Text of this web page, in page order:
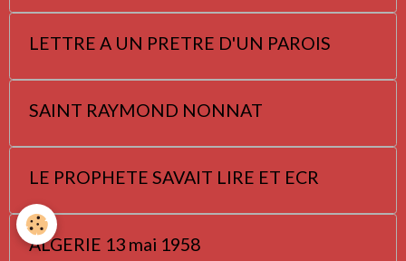
LETTRE A UN PRETRE D'UN PAROIS
SAINT RAYMOND NONNAT
LE PROPHETE SAVAIT LIRE ET ECR
ALGERIE 13 mai 1958